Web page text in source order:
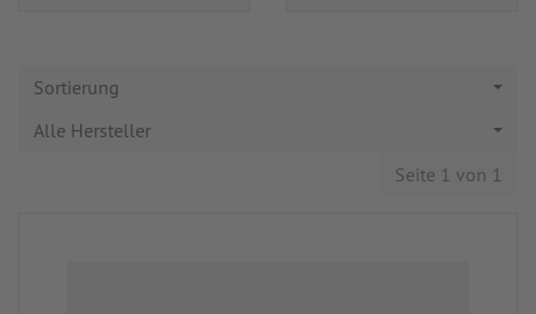
Sortierung
Alle Hersteller
Seite 1 von 1